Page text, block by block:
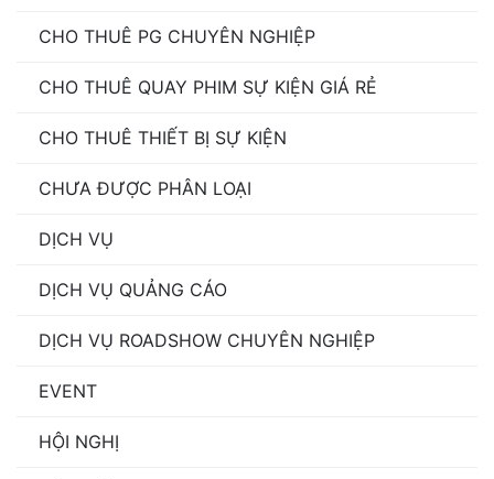
CHO THUÊ PG CHUYÊN NGHIỆP
CHO THUÊ QUAY PHIM SỰ KIỆN GIÁ RẺ
CHO THUÊ THIẾT BỊ SỰ KIỆN
CHƯA ĐƯỢC PHÂN LOẠI
DỊCH VỤ
DỊCH VỤ QUẢNG CÁO
DỊCH VỤ ROADSHOW CHUYÊN NGHIỆP
EVENT
HỘI NGHỊ